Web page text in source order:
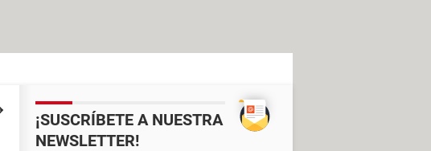
¡SUSCRÍBETE A NUESTRA
NEWSLETTER!